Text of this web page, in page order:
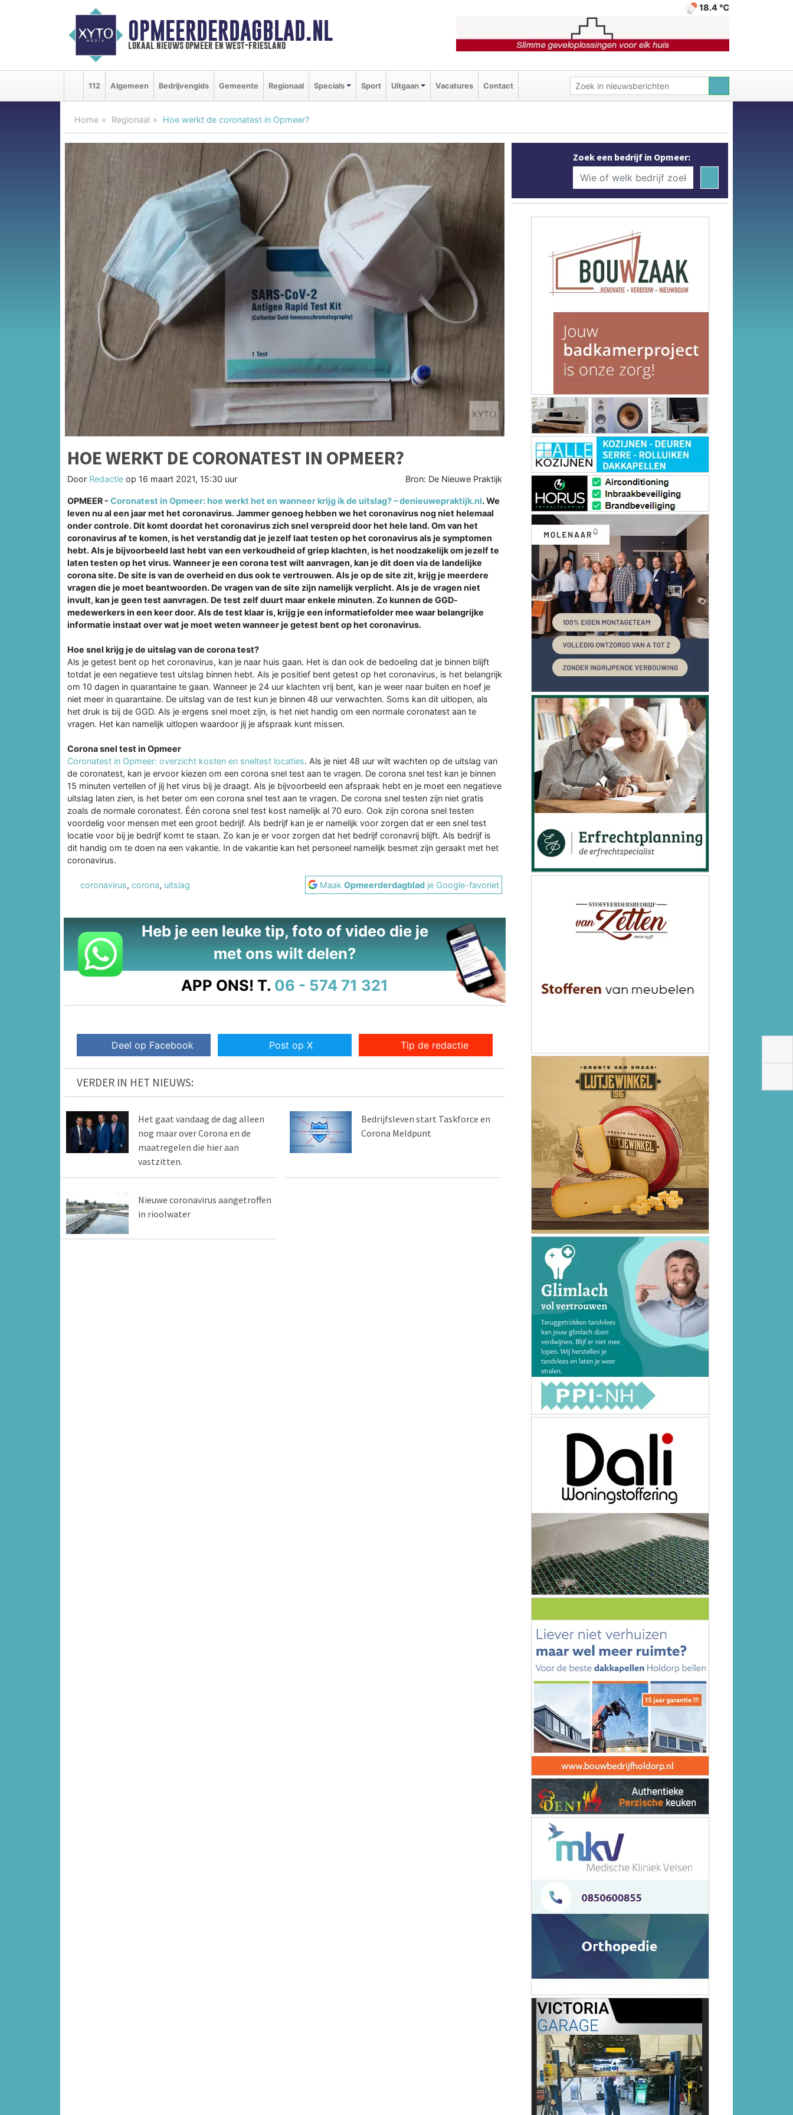
OPMEERDERDAGBLAD.NL
lokaal nieuws opmeer en west-friesland
18.4 ℃
112 Algemeen Bedrijvengids Gemeente Regionaal Specials Sport Uitgaan Vacatures Contact
Home Regionaal Hoe werkt de coronatest in Opmeer?
HOE WERKT DE CORONATEST IN OPMEER?
Door Redactie op 16 maart 2021, 15:30 uur Bron: De Nieuwe Praktijk
OPMEER - Coronatest in Opmeer: hoe werkt het en wanneer krijg ik de uitslag? – denieuwepraktijk.nl. We
leven nu al een jaar met het coronavirus. Jammer genoeg hebben we het coronavirus nog niet helemaal
onder controle. Dit komt doordat het coronavirus zich snel verspreid door het hele land. Om van het
coronavirus af te komen, is het verstandig dat je jezelf laat testen op het coronavirus als je symptomen
hebt. Als je bijvoorbeeld last hebt van een verkoudheid of griep klachten, is het noodzakelijk om jezelf te
laten testen op het virus. Wanneer je een corona test wilt aanvragen, kan je dit doen via de landelijke
corona site. De site is van de overheid en dus ook te vertrouwen. Als je op de site zit, krijg je meerdere
vragen die je moet beantwoorden. De vragen van de site zijn namelijk verplicht. Als je de vragen niet
invult, kan je geen test aanvragen. De test zelf duurt maar enkele minuten. Zo kunnen de GGD-
medewerkers in een keer door. Als de test klaar is, krijg je een informatiefolder mee waar belangrijke
informatie instaat over wat je moet weten wanneer je getest bent op het coronavirus.
Hoe snel krijg je de uitslag van de corona test?
Als je getest bent op het coronavirus, kan je naar huis gaan. Het is dan ook de bedoeling dat je binnen blijft
totdat je een negatieve test uitslag binnen hebt. Als je positief bent getest op het coronavirus, is het belangrijk
om 10 dagen in quarantaine te gaan. Wanneer je 24 uur klachten vrij bent, kan je weer naar buiten en hoef je
niet meer in quarantaine. De uitslag van de test kun je binnen 48 uur verwachten. Soms kan dit uitlopen, als
het druk is bij de GGD. Als je ergens snel moet zijn, is het niet handig om een normale coronatest aan te
vragen. Het kan namelijk uitlopen waardoor jij je afspraak kunt missen.
Corona snel test in Opmeer
Coronatest in Opmeer: overzicht kosten en sneltest locaties. Als je niet 48 uur wilt wachten op de uitslag van
de coronatest, kan je ervoor kiezen om een corona snel test aan te vragen. De corona snel test kan je binnen
15 minuten vertellen of jij het virus bij je draagt. Als je bijvoorbeeld een afspraak hebt en je moet een negatieve
uitslag laten zien, is het beter om een corona snel test aan te vragen. De corona snel testen zijn niet gratis
zoals de normale coronatest. Één corona snel test kost namelijk al 70 euro. Ook zijn corona snel testen
voordelig voor mensen met een groot bedrijf. Als bedrijf kan je er namelijk voor zorgen dat er een snel test
locatie voor bij je bedrijf komt te staan. Zo kan je er voor zorgen dat het bedrijf coronavrij blijft. Als bedrijf is
dit handig om te doen na een vakantie. In de vakantie kan het personeel namelijk besmet zijn geraakt met het
coronavirus.
coronavirus, corona, uitslag MaakOpmeerderdagblad je Google-favoriet
Heb je een leuke tip, foto of video die je
met ons wilt delen?
APP ONS! T. 06 - 574 71 321
Deel op Facebook Post op X Tip de redactie
VERDER IN HET NIEUWS:
Het gaat vandaag de dag alleen
nog maar over Corona en de
maatregelen die hier aan
vastzitten.
Bedrijfsleven start Taskforce en
Corona Meldpunt
Nieuwe coronavirus aangetroffen
in rioolwater
Zoek een bedrijf in Opmeer: